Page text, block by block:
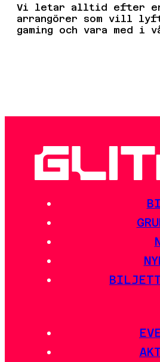
Vi letar alltid efter
arrangörer som vill
gaming och vara med i